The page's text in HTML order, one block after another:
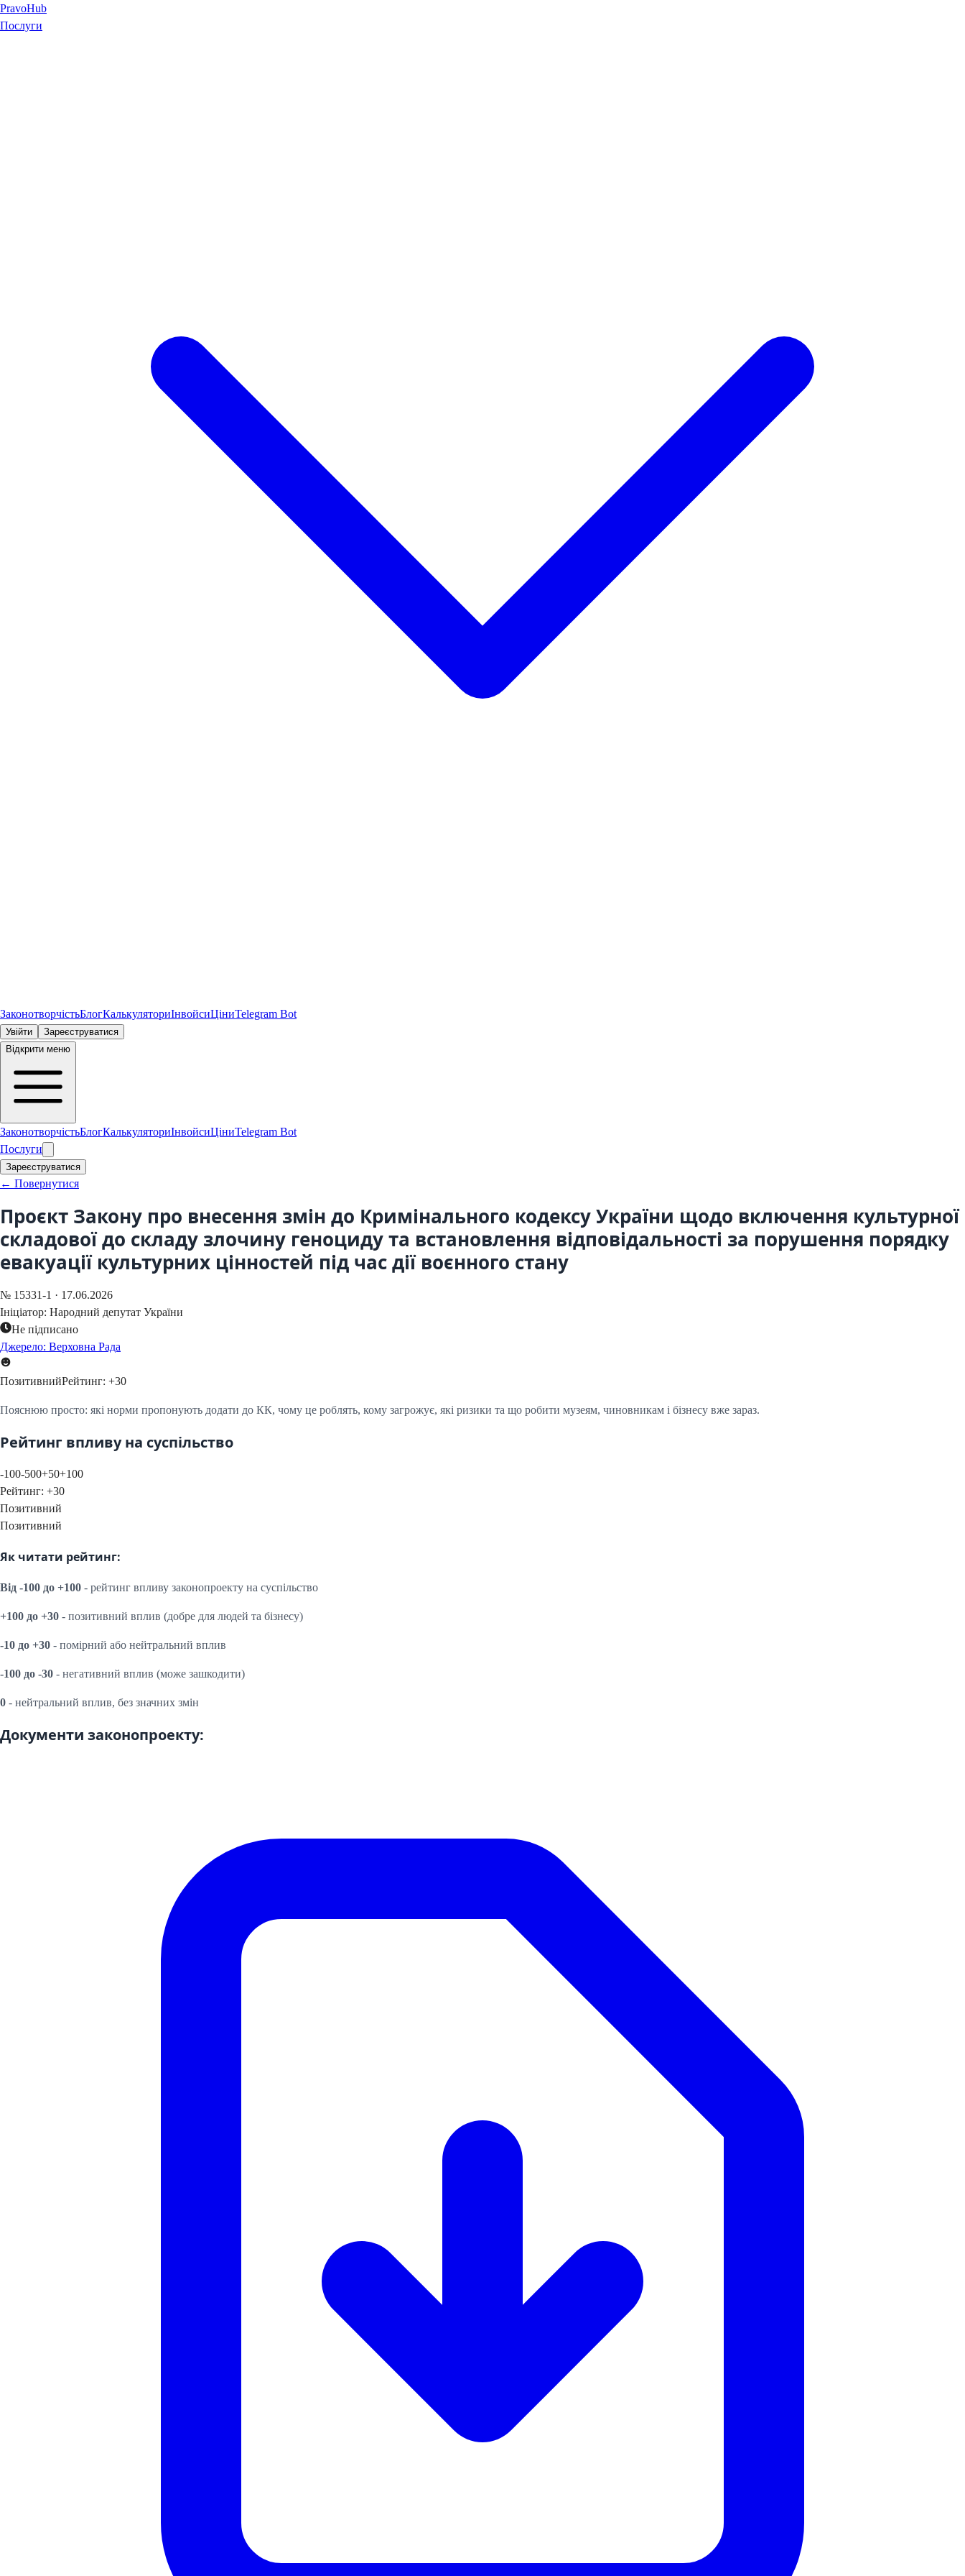
PravoHub
Послуги
ЗаконотворчістьБлогКалькуляториІнвойсиЦіниTelegram Bot
Увійти
Зареєструватися
Відкрити меню
ЗаконотворчістьБлогКалькуляториІнвойсиЦіниTelegram Bot
Послуги
Зареєструватися
← Повернутися
Проєкт Закону про внесення змін до Кримінального кодексу України щодо включення культурної
складової до складу злочину геноциду та встановлення відповідальності за порушення порядку
евакуації культурних цінностей під час дії воєнного стану
№ 15331-1 · 17.06.2026
Ініціатор: Народний депутат України
Не підписано
Джерело: Верховна Рада
ПозитивнийРейтинг: +30
Пояснюю просто: які норми пропонують додати до КК, чому це роблять, кому загрожує, які ризики та що робити музеям, чиновникам і бізнесу вже зараз.
Рейтинг впливу на суспільство
-100-500+50+100
Рейтинг: +30
Позитивний
Позитивний
Як читати рейтинг:
Від -100 до +100 - рейтинг впливу законопроекту на суспільство
+100 до +30 - позитивний вплив (добре для людей та бізнесу)
-10 до +30 - помірний або нейтральний вплив
-100 до -30 - негативний вплив (може зашкодити)
0 - нейтральний вплив, без значних змін
Документи законопроекту: